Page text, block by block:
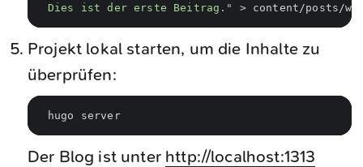
Dies ist der erste Beitrag."
Projekt lokal starten, um die Inhalte zu
überprüfen:
hugo server
Der Blog ist unter http://localhost:1313